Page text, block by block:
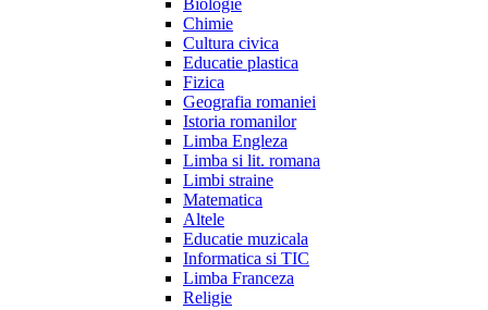
Biologie
Chimie
Cultura civica
Educatie plastica
Fizica
Geografia romaniei
Istoria romanilor
Limba Engleza
Limba si lit. romana
Limbi straine
Matematica
Altele
Educatie muzicala
Informatica si TIC
Limba Franceza
Religie